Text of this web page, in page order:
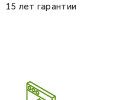
15 лет гарантии